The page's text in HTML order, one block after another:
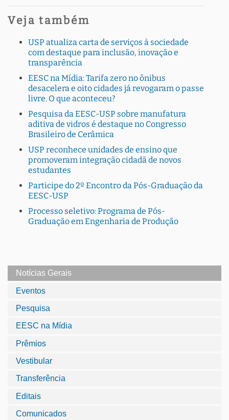
Veja também
USP atualiza carta de serviços à sociedade
com destaque para inclusão, inovação e
transparência
EESC na Mídia: Tarifa zero no ônibus
desacelera e oito cidades já revogaram o passe
livre. O que aconteceu?
Pesquisa da EESC-USP sobre manufatura
aditiva de vidros é destaque no Congresso
Brasileiro de Cerâmica
USP reconhece unidades de ensino que
promoveram integração cidadã de novos
estudantes
Participe do 2º Encontro da Pós-Graduação da
EESC-USP
Processo seletivo: Programa de Pós-
Graduação em Engenharia de Produção
Notícias Gerais
Eventos
Pesquisa
EESC na Mídia
Prêmios
Vestibular
Transferência
Editais
Comunicados